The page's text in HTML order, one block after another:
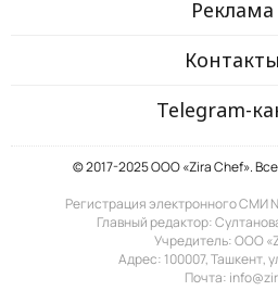
Реклама
Контакты
Telegram-
© 2017-2025 ООО «Zira Chef».
Регистрация электронного СМИ
Главный редактор:
Учредитель: ООО
Адрес: 100007, Ташкент,
Почта: